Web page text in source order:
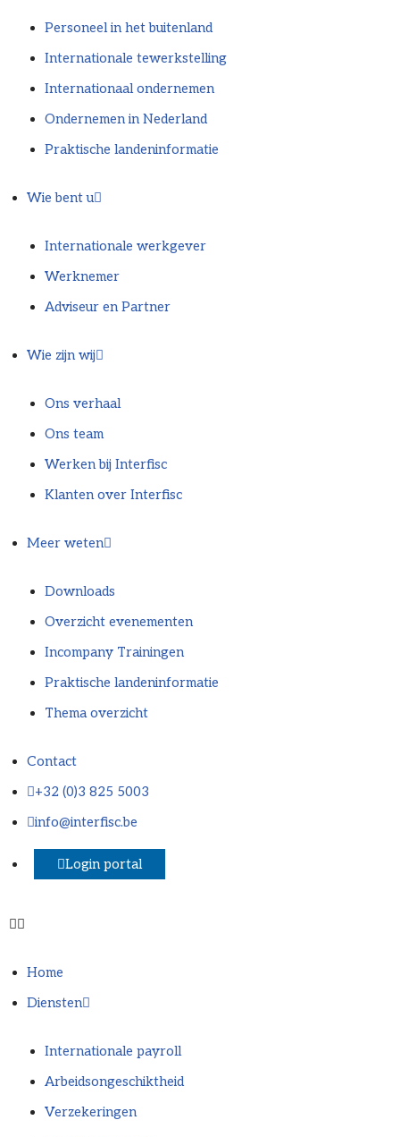
Personeel in het buitenland
Internationale tewerkstelling
Internationaal ondernemen
Ondernemen in Nederland
Praktische landeninformatie
Wie bent u
Internationale werkgever
Werknemer
Adviseur en Partner
Wie zijn wij
Ons verhaal
Ons team
Werken bij Interfisc
Klanten over Interfisc
Meer weten
Downloads
Overzicht evenementen
Incompany Trainingen
Praktische landeninformatie
Thema overzicht
Contact
+32 (0)3 825 5003
info@interfisc.be
Login portal
Home
Diensten
Internationale payroll
Arbeidsongeschiktheid
Verzekeringen